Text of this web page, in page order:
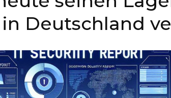
in Deutschland